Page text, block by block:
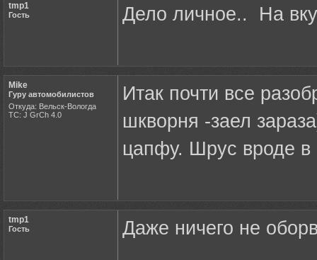
tmp1
Гость Дело личное.. На
Mike
Гуру автомобилистов
Откуда: Вельск-Вологда
ТС: J GrCh 4.0
Итак почти все
шкворня -заел
цапфу. Шрус вроде в
tmp1
Гость Даже ничего не